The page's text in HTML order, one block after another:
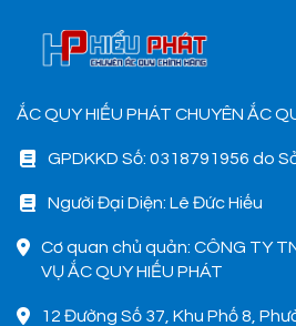
ẮC QUY HIẾU PHÁT CHUYÊN ẮC
GPDKKD Số: 0318791956 do
Người Đại Diện: Lê Đức Hiếu
Cơ quan chủ quản: CÔNG TY
VỤ ẮC QUY HIẾU PHÁT
12 Đường Số 37, Khu Phố 8,